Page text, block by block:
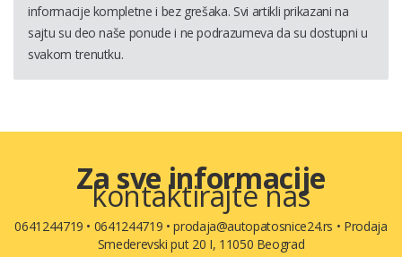
informacije kompletne i bez grešaka. Svi artikli prikazani na
sajtu su deo naše ponude i ne podrazumeva da su dostupni u
svakom trenutku.
Za sve informacije
kontaktirajte nas
0641244719 • 0641244719 •prodaja@autopatosnice24.rs • Prodaja
Smederevski put 20 I, 11050 Beograd